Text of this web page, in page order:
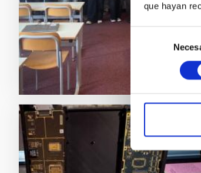
que hayan
consentimiento